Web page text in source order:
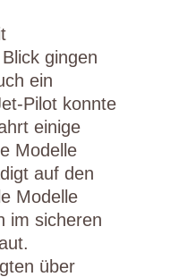
gingen
ein
Pilot konnte
einige
Modelle
auf den
Modelle
im sicheren
über